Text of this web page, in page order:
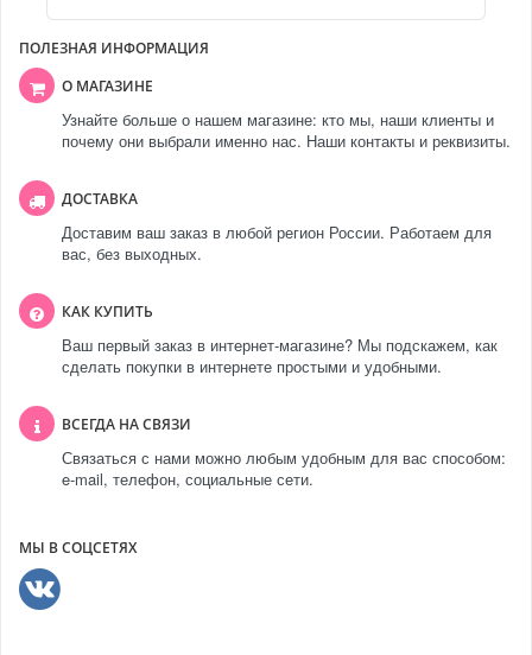
ПОЛЕЗНАЯ ИНФОРМАЦИЯ
О МАГАЗИНЕ
Узнайте больше о нашем магазине: кто мы, наши клиенты и
почему они выбрали именно нас. Наши контакты и реквизиты.
ДОСТАВКА
Доставим ваш заказ в любой регион России. Работаем для
вас, без выходных.
КАК КУПИТЬ
Ваш первый заказ в интернет-магазине? Мы подскажем, как
сделать покупки в интернете простыми и удобными.
ВСЕГДА НА СВЯЗИ
Связаться с нами можно любым удобным для вас способом:
e-mail, телефон, социальные сети.
МЫ В СОЦСЕТЯХ